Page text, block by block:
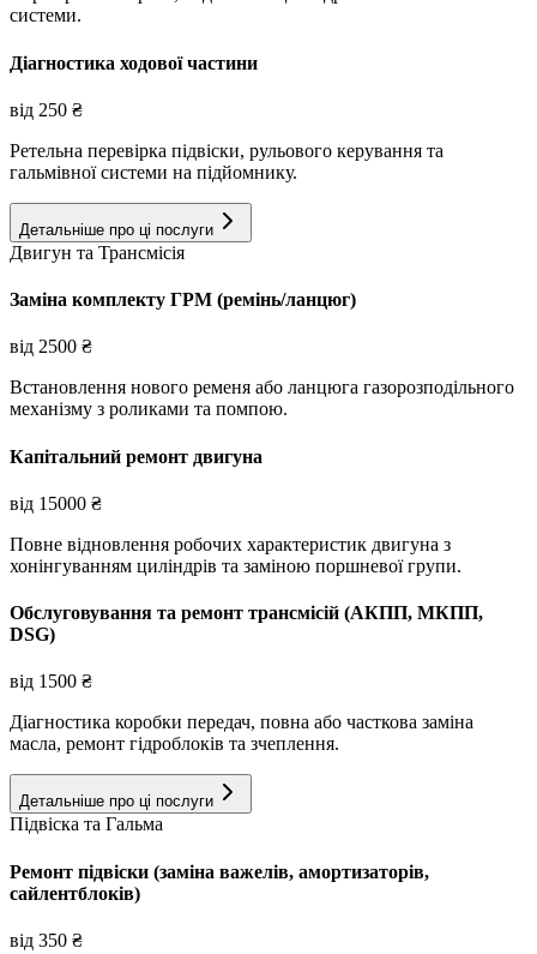
системи.
Діагностика ходової частини
від 250 ₴
Ретельна перевірка підвіски, рульового керування та
гальмівної системи на підйомнику.
Детальніше про ці послуги
Двигун та Трансмісія
Заміна комплекту ГРМ (ремінь/ланцюг)
від 2500 ₴
Встановлення нового ременя або ланцюга газорозподільного
механізму з роликами та помпою.
Капітальний ремонт двигуна
від 15000 ₴
Повне відновлення робочих характеристик двигуна з
хонінгуванням циліндрів та заміною поршневої групи.
Обслуговування та ремонт трансмісій (АКПП, МКПП,
DSG)
від 1500 ₴
Діагностика коробки передач, повна або часткова заміна
масла, ремонт гідроблоків та зчеплення.
Детальніше про ці послуги
Підвіска та Гальма
Ремонт підвіски (заміна важелів, амортизаторів,
сайлентблоків)
від 350 ₴